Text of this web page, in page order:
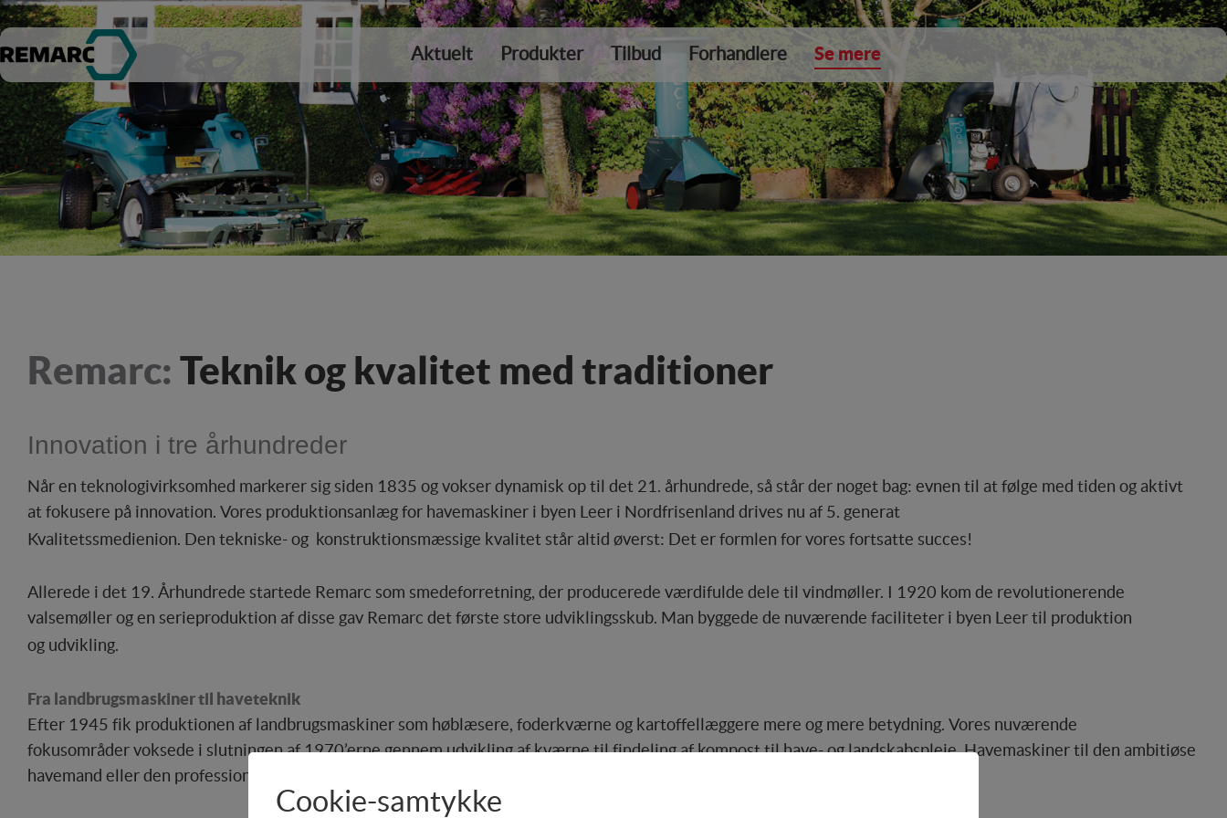
Aktuelt Produkter Tilbud Forhandlere Se mere
Remarc: Teknik og kvalitet med traditioner
Innovation i tre århundreder
Når en teknologivirksomhed markerer sig siden 1835 og vokser dynamisk op til det 21. århundrede, så står der noget bag: evnen til at følge med tiden og aktivt
at fokusere på innovation. Vores produktionsanlæg for havemaskiner i byen Leer i Nordfrisenland drives nu af 5. generat
Kvalitetssmedienion. Den tekniske- og konstruktionsmæssige kvalitet står altid øverst: Det er formlen for vores fortsatte succes!
Allerede i det 19. Århundrede startede Remarc som smedeforretning, der producerede værdifulde dele til vindmøller. I 1920 kom de revolutionerende
valsemøller og en serieproduktion af disse gav Remarc det første store udviklingsskub. Man byggede de nuværende faciliteter i byen Leer til produktion
og udvikling.
Fra landbrugsmaskiner til haveteknik
Efter 1945 fik produktionen af landbrugsmaskiner som høblæsere, foderkværne og kartoffellæggere mere og mere betydning. Vores nuværende
fokusområder voksede i slutningen af 1970’erne gennem udvikling af kværne til findeling af kompost til have- og landskabspleje. Havemaskiner til den ambitiøse
havemand eller den professionelle bruger, med fokus på lang levetid og minimal vedligeholdelse.
Cookie-samtykke